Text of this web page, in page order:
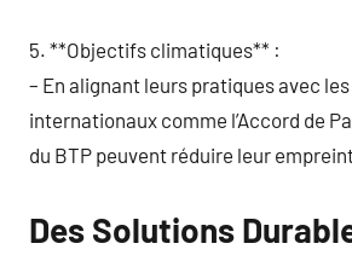
5. **Objectifs climatiques** :
– En alignant leurs pratiques avec
internationaux comme l’Accord de
du BTP peuvent réduire leur
Des Solutions